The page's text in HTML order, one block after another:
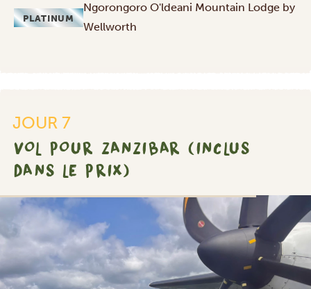
PLATINUM
Ngorongoro O'ldeani Mountain Lodge by
Wellworth
JOUR 7
VOL POUR ZANZIBAR (INCLUS
DANS LE PRIX)
SILVER